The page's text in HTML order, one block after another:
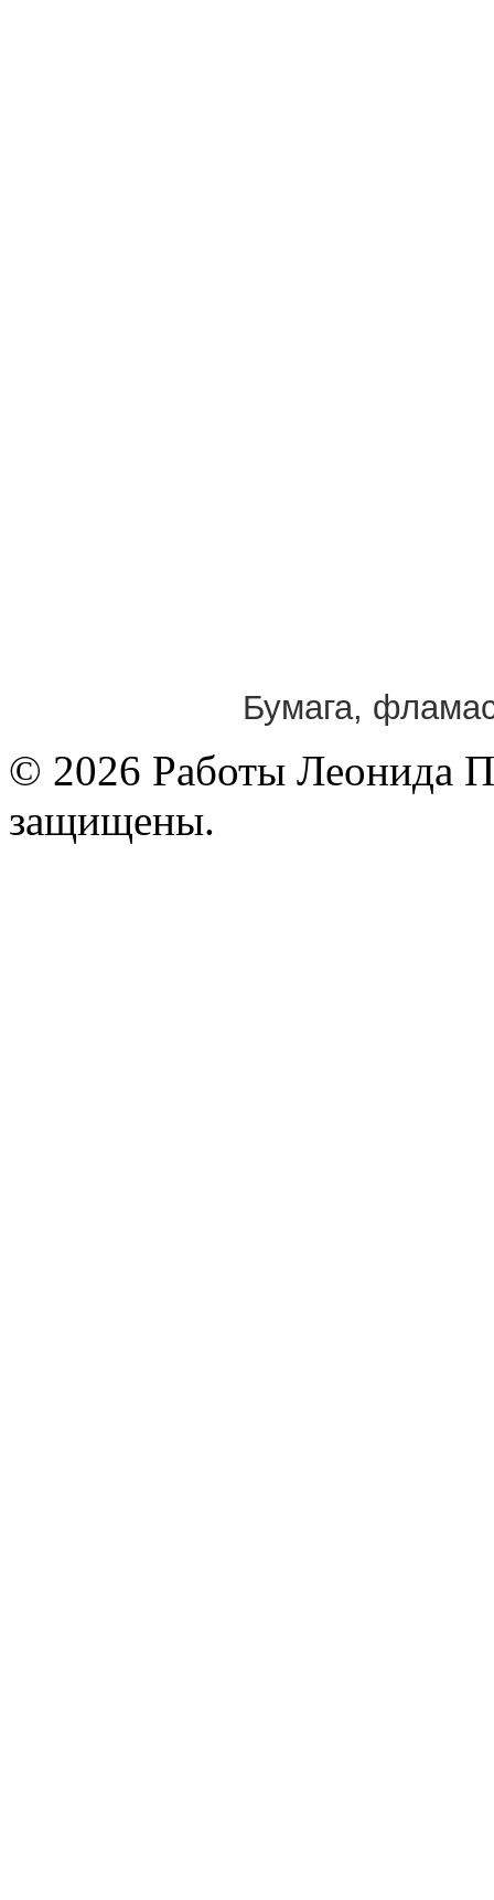
Бумага,
© 2026 Работы Леонида
защищены.